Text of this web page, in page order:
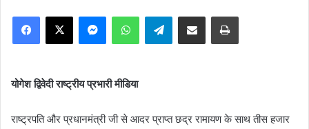
Facebook
X MessengerWhatsAppTelegramShare via Email Print
योगेश द्विवेदी राष्ट्रीय प्रभारी मीडिया
राष्ट्रपति और प्रधानमंत्री जी से आदर प्राप्त छद्र रामायण के साथ तीस हजार